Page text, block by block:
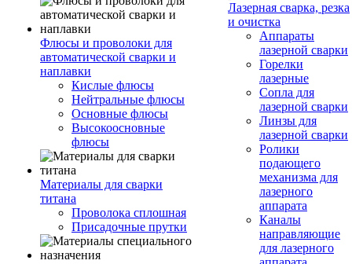
Флюсы и проволоки для
автоматической сварки и
наплавки
Кислые флюсы
Нейтральные флюсы
Основные флюсы
Высокоосновные
флюсы
Материалы для сварки
титана
Проволока сплошная
Присадочные прутки
Лазерная сварка, резка
и очистка
Аппараты
лазерной сварки
Горелки
лазерные
Сопла для
лазерной сварки
Линзы для
лазерной сварки
Ролики
подающего
механизма для
лазерного
аппарата
Каналы
направляющие
для лазерного